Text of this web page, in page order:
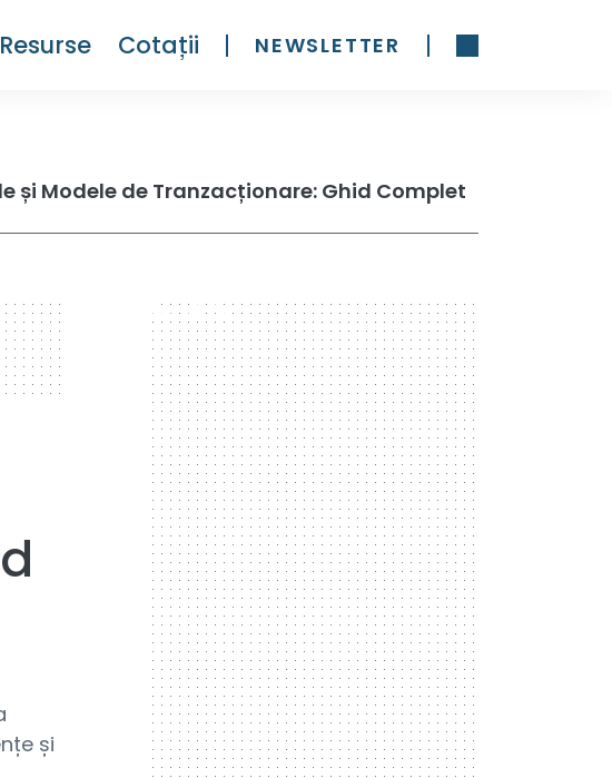
Resurse Cotații NEWSLETTER
și Modele de Tranzacționare: Ghid Complet
și
300 x 600